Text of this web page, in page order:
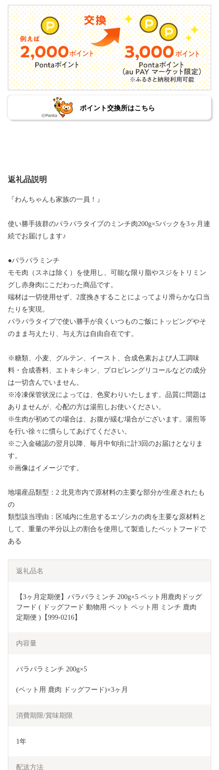
ポイント交換所はこちら
返礼品説明
『わんちゃんも家族の一員！』
使い勝手抜群のパラパラタイプのミンチ肉200g×5パックを3ヶ月連
続でお届けします♪
●パラパラミンチ
モモ肉（スネは除く）を使用し、可能な限り脂やスジをトリミン
グし赤身肉にこだわった商品です。
端材は一切使用せず、2度挽きすることによってより滑らかな口当
たりを実現。
パラパラタイプで使い勝手が良くいつものご飯にトッピングやそ
のまま与えたり、与え方は自由自在です。
※糖類、小麦、グルテン、イースト、合成色素および人工調味
料・合成香料、エトキシキン、プロピレングリコールなどの成分
は一切含んでいません。
※冷凍保管状況によっては、色変わりいたします。品質に問題は
ありませんが、心配の方は湯煎しお使いください。
※生肉が初めての場合は、お腹が緩む場合がございます。湯煎等
を行い徐々に慣らしてあげてください。
※ご入金確認の翌月以降、毎月中旬頃に計3回のお届けとなりま
す。
※画像はイメージです。
地場産品類型：2 北見市内で原材料の主要な部分が生産されたも
の
類型該当理由：区域内に生息するエゾシカの肉を主要な原材料と
して、重量の半分以上の割合を使用して製造したペットフードで
ある
返礼品名
【3ヶ月定期便】パラパラミンチ 200g×5 ペット用鹿肉ドッグ
フード ( ドッグフード 動物用 ペット ペット用 ミンチ 鹿肉
定期便 )【999-0216】
内容量
パラパラミンチ 200g×5
(ペット用 鹿肉 ドッグフード)×3ヶ月
消費期限/賞味期限
1年
配送方法